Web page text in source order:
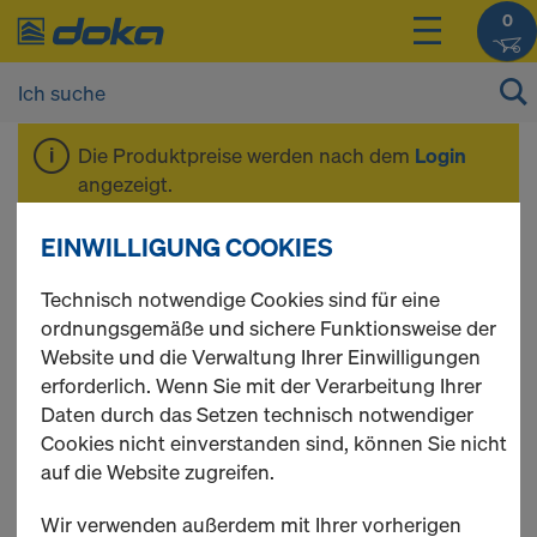
0
Die Produktpreise werden nach dem Login
angezeigt.
Schalungsplatte 3S
basic
1 Produkte gefunden
EINWILLIGUNG COOKIES
Technisch notwendige Cookies sind für eine
ordnungsgemäße und sichere Funktionsweise der
Website und die Verwaltung Ihrer Einwilligungen
erforderlich. Wenn Sie mit der Verarbeitung Ihrer
Daten durch das Setzen technisch notwendiger
Cookies nicht einverstanden sind, können Sie nicht
auf die Website zugreifen.
Wir verwenden außerdem mit Ihrer vorherigen